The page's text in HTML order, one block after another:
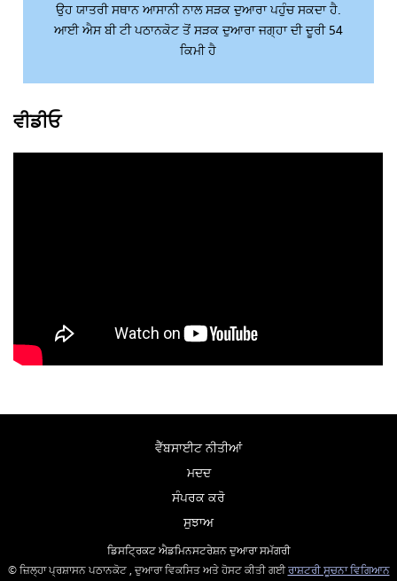
ਉਹ ਯਾਤਰੀ ਸਥਾਨ ਆਸਾਨੀ ਨਾਲ ਸੜਕ ਦੁਆਰਾ ਪਹੁੰਚ ਸਕਦਾ ਹੈ.
ਆਈ ਐਸ ਬੀ ਟੀ ਪਠਾਨਕੋਟ ਤੋਂ ਸੜਕ ਦੁਆਰਾ ਜਗ੍ਹਾ ਦੀ ਦੂਰੀ 54
ਕਿਮੀ ਹੈ
ਵੀਡੀਓ
ਵੈੱਬਸਾਈਟ ਨੀਤੀਆਂ
ਮਦਦ
ਸੰਪਰਕ ਕਰੋ
ਸੁਝਾਅ
ਡਿਸਟ੍ਰਿਕਟ ਐਡਮਿਨਸਟਰੇਸ਼ਨ ਦੁਆਰਾ ਸਮੱਗਰੀ
© ਜ਼ਿਲ੍ਹਾ ਪ੍ਰਸ਼ਾਸਨ ਪਠਾਨਕੋਟ , ਦੁਆਰਾ ਵਿਕਸਿਤ ਅਤੇ ਹੋਸਟ ਕੀਤੀ ਗਈਰਾਸ਼ਟਰੀ ਸੂਚਨਾ ਵਿਗਿਆਨ